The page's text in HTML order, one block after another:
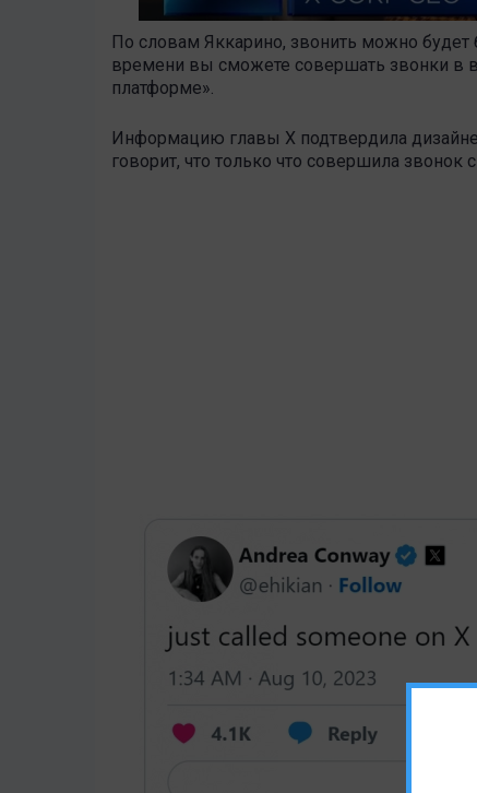
По словам Яккарино, звонить можно
времени вы сможете совершать звонки в
платформе».
Информацию главы X подтвердила
говорит, что только что совершила